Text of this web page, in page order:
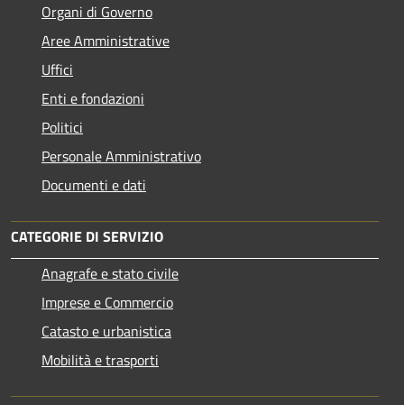
Organi di Governo
Aree Amministrative
Uffici
Enti e fondazioni
Politici
Personale Amministrativo
Documenti e dati
CATEGORIE DI SERVIZIO
Anagrafe e stato civile
Imprese e Commercio
Catasto e urbanistica
Mobilità e trasporti